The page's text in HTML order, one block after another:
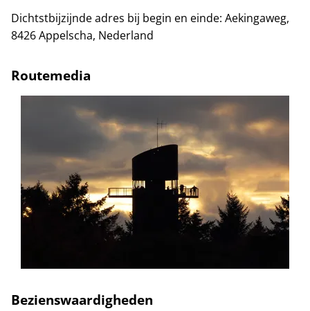
Dichtstbijzijnde adres bij begin en einde: Aekingaweg,
8426 Appelscha, Nederland
Routemedia
Bezienswaardigheden